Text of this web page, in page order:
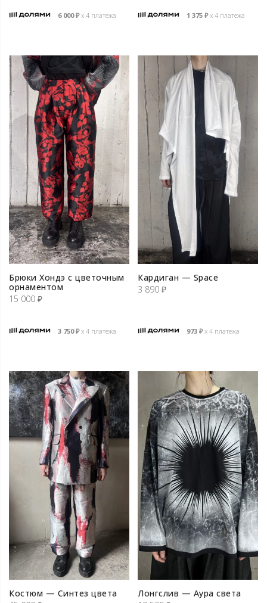
6 000₽х 4 платежа 1 375 ₽х 4 платежа
Брюки Хондэ с цветочным
орнаментом
15 000 ₽
3 750₽х 4 платежа
Кардиган — Space
3 890 ₽
973 ₽х 4 платежа
Костюм — Синтез цвета
Лонгслив — Аура света